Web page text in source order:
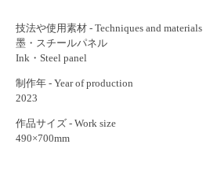
技法や使用素材 - Techniques and materials
墨・スチールパネル
Ink・Steel panel
制作年 - Year of production
2023
作品サイズ - Work size
490×700mm